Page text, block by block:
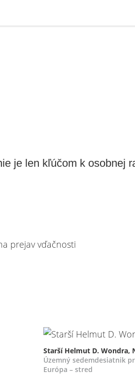
je len kľúčom k osobnej
Starší Helmut D. Wondra,
Územný sedemdesiatnik
Európa – stred